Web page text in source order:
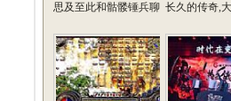
思及至此和骷髅锤兵聊 长久的传奇,